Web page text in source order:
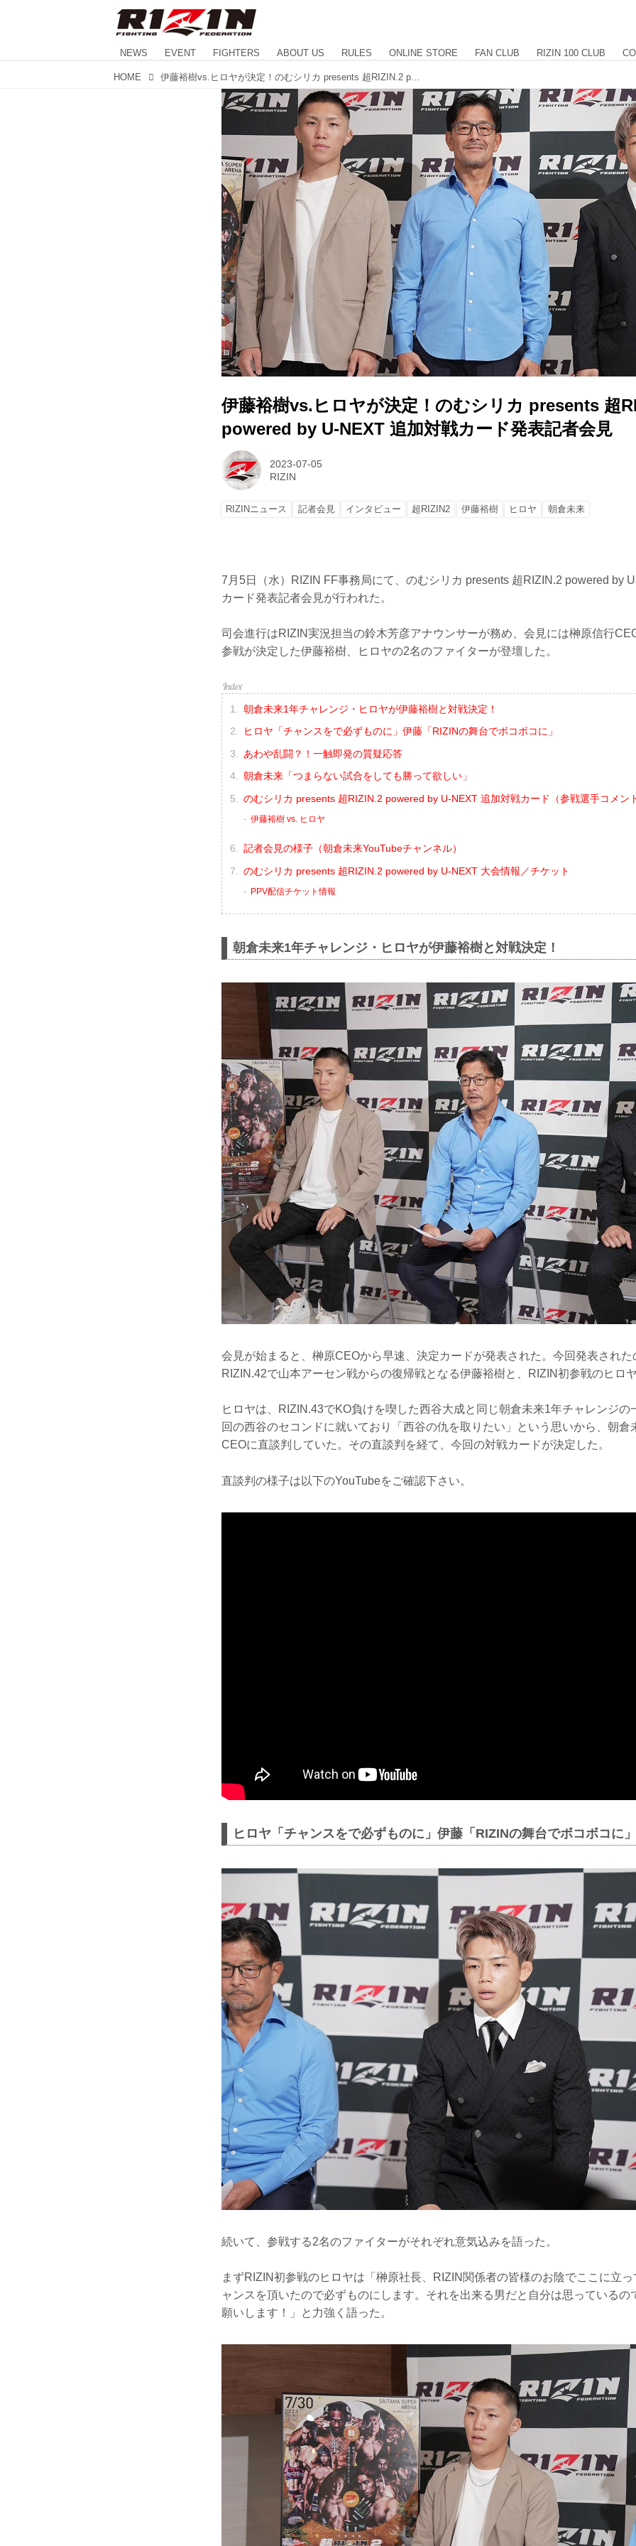
NEWS EVENT FIGHTERS ABOUT US RULES ONLINE STORE FAN CLUB RIZIN 100 CLUB
HOME
伊藤裕樹vs.ヒロヤが決定！のむシリカ presents 超
powered by U-NEXT 追加対戦カード発表記者会見
2023-07-05
RIZIN
RIZINニュース 記者会見 インタビュー 超RIZIN2 伊藤裕樹 ヒロヤ 朝倉未来
7月5日（水）RIZIN FF事務局にて、のむシリカ presents 超RIZIN.2 powered by
カード発表記者会見が行われた。
司会進行はRIZIN実況担当の鈴木芳彦アナウンサーが務め、会見には榊原信行
参戦が決定した伊藤裕樹、ヒロヤの2名のファイターが登壇した。
朝倉未来1年チャレンジ・ヒロヤが伊藤裕樹と対戦決定！
ヒロヤ「チャンスをで必ずものに」伊藤「RIZINの舞台でボコボコに」
あわや乱闘？！一触即発の質疑応答
朝倉未来「つまらない試合をしても勝って欲しい」
のむシリカ presents 超RIZIN.2 powered by U-NEXT 追加対戦カード（参戦選手コメン
伊藤裕樹 vs. ヒロヤ
記者会見の様子（朝倉未来YouTubeチャンネル）
のむシリカ presents 超RIZIN.2 powered by U-NEXT 大会情報／チケット
PPV配信チケット情報
朝倉未来1年チャレンジ・ヒロヤが伊藤裕樹と対戦決定！
会見が始まると、榊原CEOから早速、決定カードが発表された。今回発表された
RIZIN.42で山本アーセン戦からの復帰戦となる伊藤裕樹と、RIZIN初参戦のヒロ
ヒロヤは、RIZIN.43でKO負けを喫した西谷大成と同じ朝倉未来1年チャレンジの
回の西谷のセコンドに就いており「西谷の仇を取りたい」という思いから、朝倉
CEOに直談判していた。その直談判を経て、今回の対戦カードが決定した。
直談判の様子は以下のYouTubeをご確認下さい。
ヒロヤ「チャンスをで必ずものに」伊藤「RIZINの舞台でボコボコに」
続いて、参戦する2名のファイターがそれぞれ意気込みを語った。
まずRIZIN初参戦のヒロヤは「榊原社長、RIZIN関係者の皆様のお陰でここに立
ャンスを頂いたので必ずものにします。それを出来る男だと自分は思っているの
願いします！」と力強く語った。